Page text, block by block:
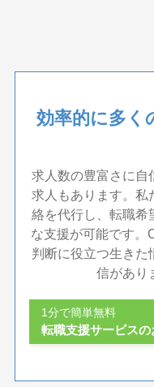
効率的に多く
求人数の豊富さに自
求人もあります。私
絡を代行し、転職希
な支援が可能です。
判断に役立つ生きた
信があり
1分で簡単無料
転職支援サービス